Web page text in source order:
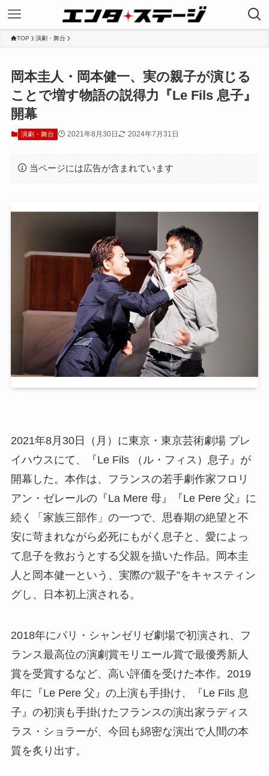
TOP 演劇・舞台
岡本圭人・岡本健一、実の親子が演じる
ことで増す物語の説得力『Le Fils 息子』
開幕
演劇・舞台 2021年8月30日 2024年7月31日
当ページには広告が含まれています
2021年8月30日（月）に東京・東京芸術劇場 プレ
イハウスにて、『Le Fils （ル・フィス）息子』が
開幕した。本作は、フランスの若手劇作家フロリ
アン・ゼレールの『La Mere 母』『Le Pere 父』に
続く「家族三部作」の一つで、思春期の絶望と不
安に苛まれながら必死にもがく息子と、愛によっ
て息子を救おうとする父親を描いた作品。岡本圭
人と岡本健一という、実際の“親子”をキャスティン
グし、日本初上演される。
2018年にパリ・シャンゼリゼ劇場で初演され、フ
ランス最高位の演劇賞モリエール賞で最優秀新人
賞を受賞するなど、高い評価を受けた本作。2019
年に『Le Pere 父』の上演も手掛け、『Le Fils 息
子』の初演も手掛けたフランスの演出家ラディス
ラス・ショラーが、今回も綿密な演出で人間の本
質を炙り出す。